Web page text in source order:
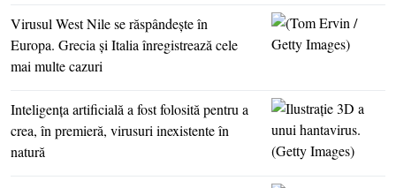
Virusul West Nile se răspândeşte în
Europa. Grecia şi Italia înregistrează cele
mai multe cazuri
Inteligenţa artificială a fost folosită pentru a
crea, în premieră, virusuri inexistente în
natură